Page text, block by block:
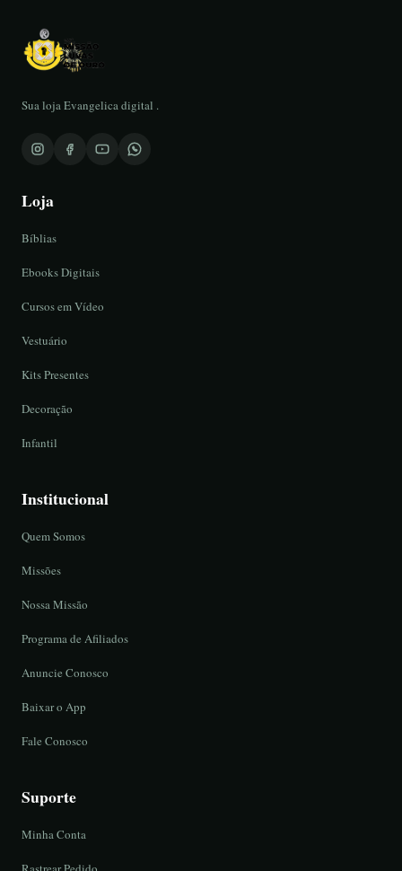
Sua loja Evangelica digital .
Loja
Bíblias
Ebooks Digitais
Cursos em Vídeo
Vestuário
Kits Presentes
Decoração
Infantil
Institucional
Quem Somos
Missões
Nossa Missão
Programa de Afiliados
Anuncie Conosco
Baixar o App
Fale Conosco
Suporte
Minha Conta